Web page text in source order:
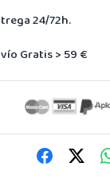
24/72h.
Gratis > 59 €